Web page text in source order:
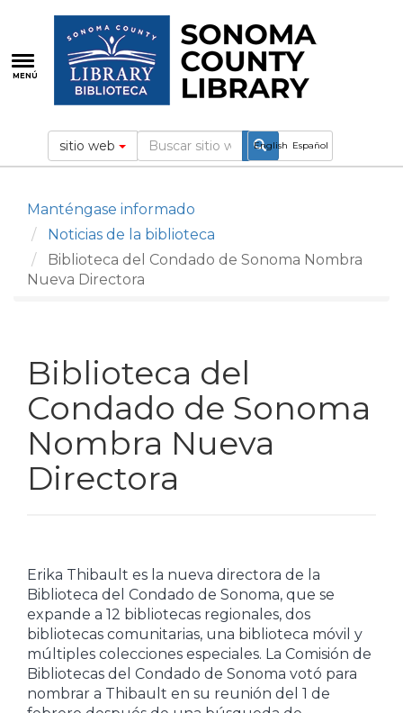
contenido
principal
MENÚ
English Español
sitio web
Manténgase informado
Noticias de la biblioteca
Biblioteca del Condado de Sonoma Nombra
Nueva Directora
Biblioteca del
Condado de Sonoma
Nombra Nueva
Directora
Erika Thibault es la nueva directora de la
Biblioteca del Condado de Sonoma, que se
expande a 12 bibliotecas regionales, dos
bibliotecas comunitarias, una biblioteca móvil y
múltiples colecciones especiales. La Comisión de
Bibliotecas del Condado de Sonoma votó para
nombrar a Thibault en su reunión del 1 de